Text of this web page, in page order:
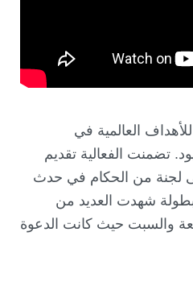
العالمية في
تضمنت الفعالية تقديم
لجنة من الحكام في حدث
شهدت العديد من
والسبت حيث كانت الدعوة